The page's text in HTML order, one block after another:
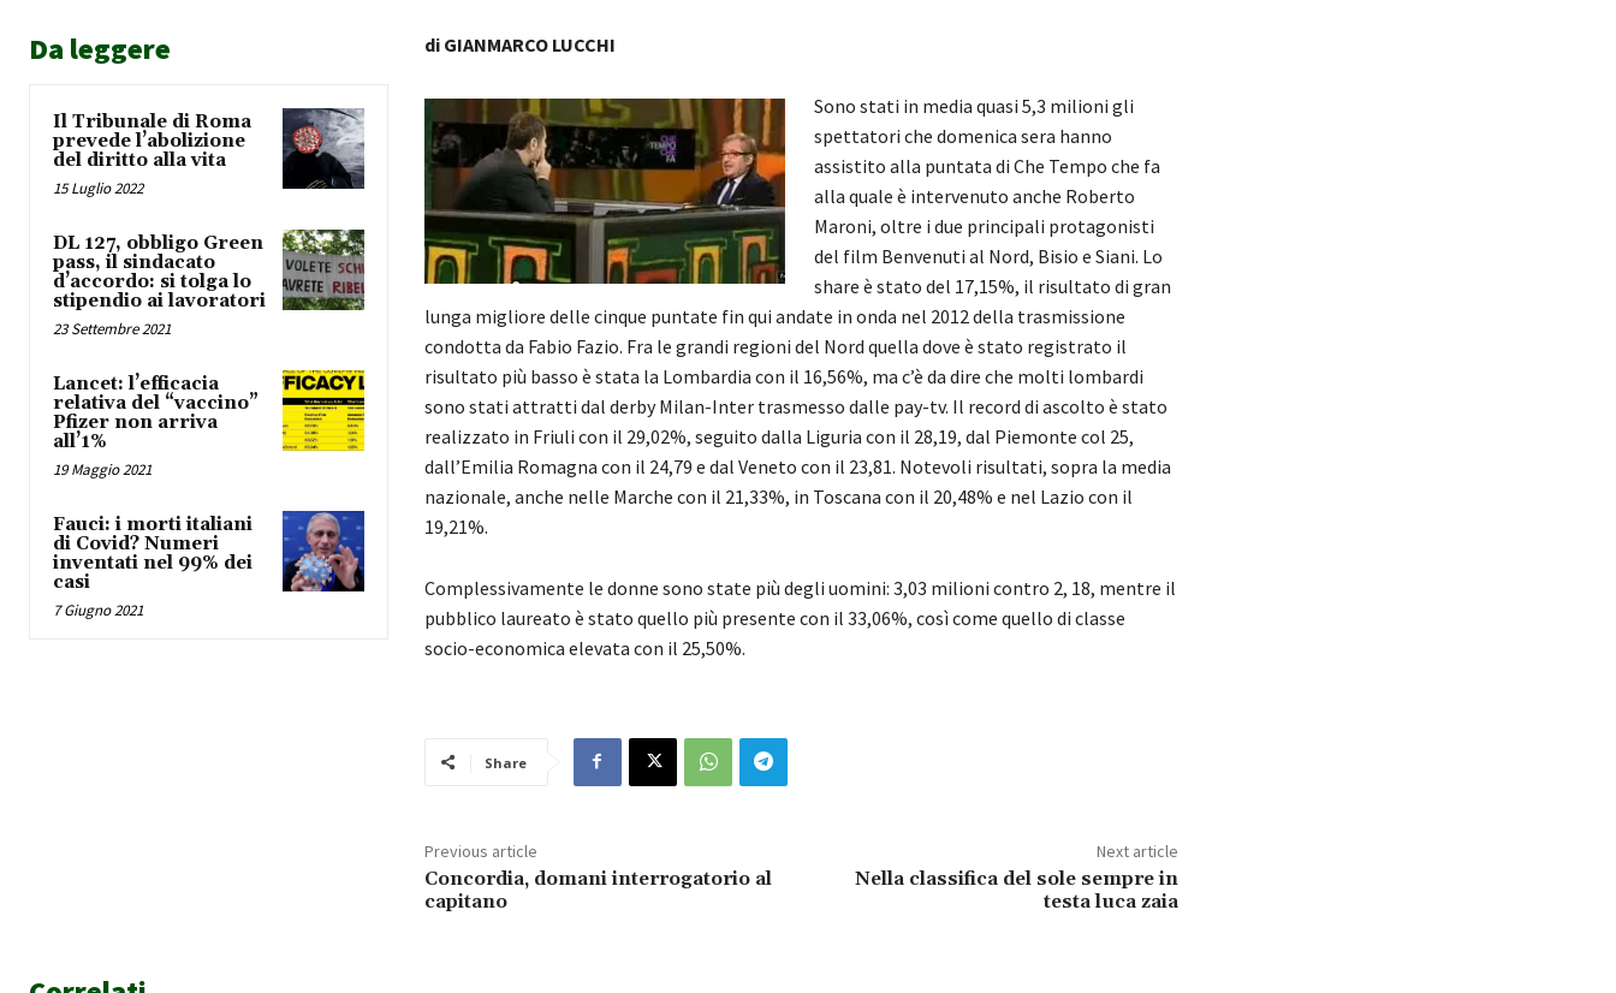
Da leggere
Il Tribunale di Roma
prevede l’abolizione
del diritto alla vita
15 Luglio 2022
DL 127, obbligo Green
pass, il sindacato
d’accordo: si tolga lo
stipendio ai lavoratori
23 Settembre 2021
Lancet: l’efficacia
relativa del “vaccino”
Pfizer non arriva
all’1%
19 Maggio 2021
Fauci: i morti italiani
di Covid? Numeri
inventati nel 99% dei
casi
7 Giugno 2021
di GIANMARCO LUCCHI
Sono stati in media quasi 5,3 milioni gli
spettatori che domenica sera hanno
assistito alla puntata di Che Tempo che fa
alla quale è intervenuto anche Roberto
Maroni, oltre i due principali protagonisti
del film Benvenuti al Nord, Bisio e Siani. Lo
share è stato del 17,15%, il risultato di gran
lunga migliore delle cinque puntate fin qui andate in onda nel 2012 della trasmissione
condotta da Fabio Fazio. Fra le grandi regioni del Nord quella dove è stato registrato il
risultato più basso è stata la Lombardia con il 16,56%, ma c’è da dire che molti lombardi
sono stati attratti dal derby Milan-Inter trasmesso dalle pay-tv. Il record di ascolto è stato
realizzato in Friuli con il 29,02%, seguito dalla Liguria con il 28,19, dal Piemonte col 25,
dall’Emilia Romagna con il 24,79 e dal Veneto con il 23,81. Notevoli risultati, sopra la media
nazionale, anche nelle Marche con il 21,33%, in Toscana con il 20,48% e nel Lazio con il
19,21%.
Complessivamente le donne sono state più degli uomini: 3,03 milioni contro 2, 18, mentre il
pubblico laureato è stato quello più presente con il 33,06%, così come quello di classe
socio-economica elevata con il 25,50%.
Share
Previous article
Concordia, domani interrogatorio al
capitano
Next article
Nella classifica del sole sempre in
testa luca zaia